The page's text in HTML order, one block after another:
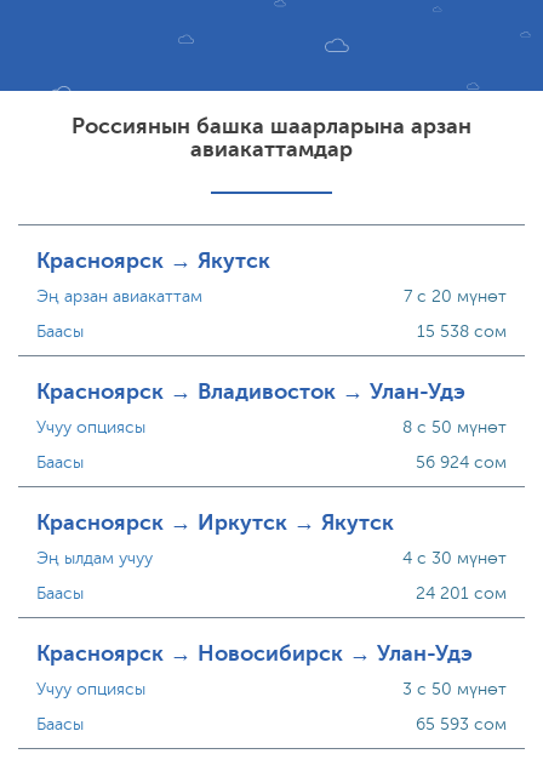
Россиянын башка шаарларына арзан
авиакаттамдар
Красноярск → Якутск
Эң арзан авиакаттам
Баасы
7 с 20 мүнөт
15 538 сом
Красноярск → Владивосток → Улан-Удэ
Учуу опциясы
Баасы
8 с 50 мүнөт
56 924 сом
Красноярск → Иркутск → Якутск
Эң ылдам учуу
Баасы
4 с 30 мүнөт
24 201 сом
Красноярск → Новосибирск → Улан-Удэ
Учуу опциясы
Баасы
3 с 50 мүнөт
65 593 сом